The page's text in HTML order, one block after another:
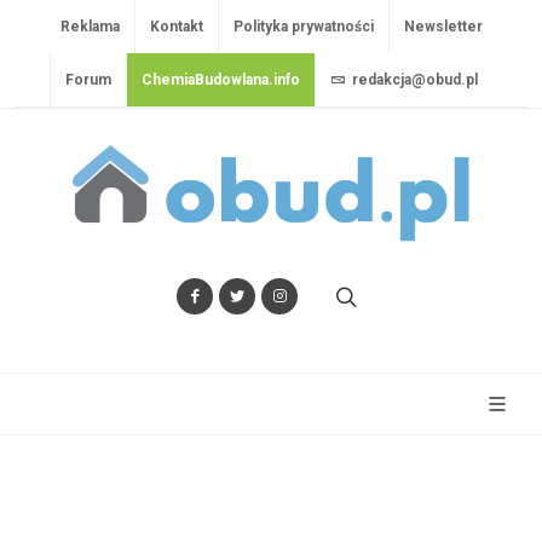
Reklama Kontakt Polityka prywatności Newsletter
Forum ChemiaBudowlana.info redakcja@obud.pl